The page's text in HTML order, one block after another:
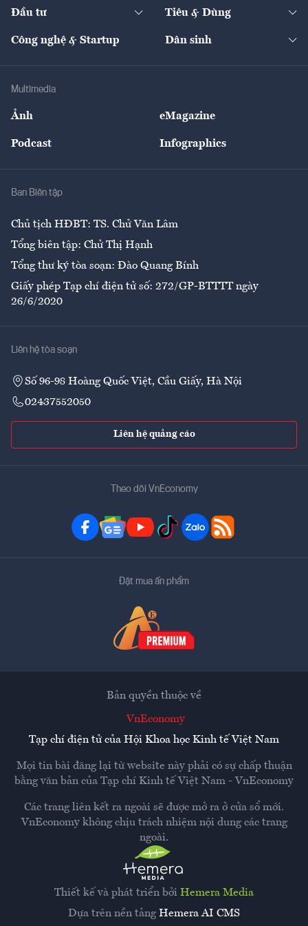
Quản trị số
Tư vấn
Thị trường
Nông sản
The Guide
Đầu tư Tiêu & Dùng
Giải trí
Công nghệ & Startup Dân sinh
Multimedia
Ảnh eMagazine
Podcast Infographics
Ban Biên tập
Chủ tịch HĐBT: TS. Chử Văn Lâm
Tổng biên tập: Chử Thị Hạnh
Tổng thư ký tòa soạn: Đào Quang Bính
Giấy phép Tạp chí điện tử số: 272/GP-BTTTT ngày
26/6/2020
Liên hệ tòa soạn
Số 96-98 Hoàng Quốc Việt, Cầu Giấy, Hà Nội
02437552050
Liên hệ quảng cáo
Theo dõi VnEconomy
Đặt mua ấn phẩm
Thiết kế và phát triển bởi Hemera Media
Dựa trên nền tảng Hemera AI CMS
Bản quyền thuộc về
VnEconomy
Tạp chí điện tử của Hội Khoa học Kinh tế Việt Nam
Mọi tin bài đăng lại từ website này phải có sự chấp thuận
bằng văn bản của Tạp chí Kinh tế Việt Nam - VnEconomy
Các trang liên kết ra ngoài sẽ được mở ra ở cửa sổ mới.
VnEconomy không chịu trách nhiệm nội dung các trang
ngoài.